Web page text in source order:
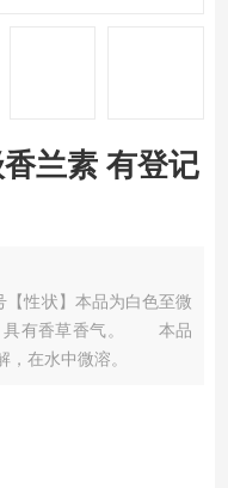
兰素 有登记
【性状】本品为白色至微
有香草香气。
本品
在水中微溶。